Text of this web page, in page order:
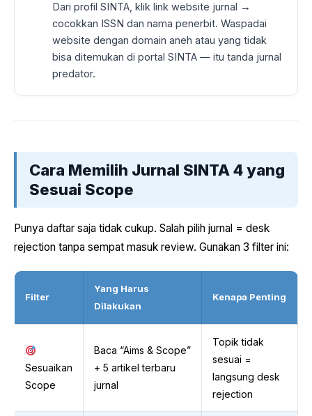
Dari profil SINTA, klik link website jurnal →
cocokkan ISSN dan nama penerbit. Waspadai
website dengan domain aneh atau yang tidak
bisa ditemukan di portal SINTA — itu tanda jurnal
predator.
Cara Memilih Jurnal SINTA 4 yang
Sesuai Scope
Punya daftar saja tidak cukup. Salah pilih jurnal = desk
rejection tanpa sempat masuk review. Gunakan 3 filter ini:
Filter
Yang Harus
Dilakukan
Kenapa Penting
Sesuaikan
Scope
Baca “Aims & Scope”
+ 5 artikel terbaru
jurnal
Topik tidak
sesuai =
langsung desk
rejection